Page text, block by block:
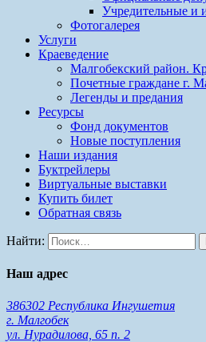
Учредительные и
Фотогалерея
Услуги
Краеведение
Малгобекский район.
Почетные граждане г.
Легенды и предания
Ресурсы
Фонд документов
Новые поступления
Наши издания
Буктрейлеры
Виртуальные выставки
Купить билет
Обратная связь
Найти:
Наш адрес
386302 Республика Ингушетия
г. Малгобек
ул. Нурадилова, 65 п. 2